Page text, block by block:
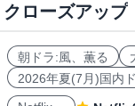
クローズアップ
朝ドラ:風、薫る
2026年夏(7月)国内